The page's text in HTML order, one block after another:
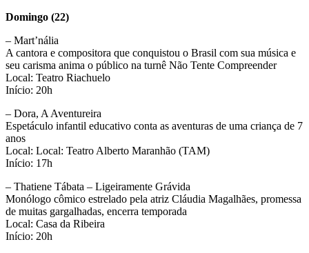
Domingo (22)
– Mart’nália
A cantora e compositora que conquistou o Brasil com sua música e
seu carisma anima o público na turnê Não Tente Compreender
Local: Teatro Riachuelo
Início: 20h
– Dora, A Aventureira
Espetáculo infantil educativo conta as aventuras de uma criança de 7
anos
Local: Local: Teatro Alberto Maranhão (TAM)
Início: 17h
– Thatiene Tábata – Ligeiramente Grávida
Monólogo cômico estrelado pela atriz Cláudia Magalhães, promessa
de muitas gargalhadas, encerra temporada
Local: Casa da Ribeira
Início: 20h